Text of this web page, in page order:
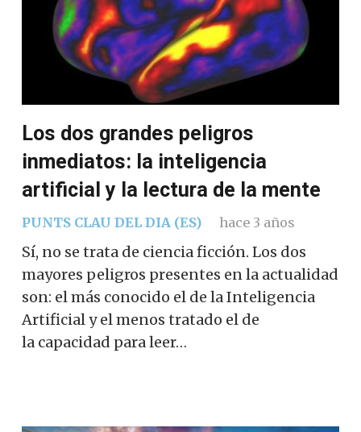
Los dos grandes peligros
inmediatos: la inteligencia
artificial y la lectura de la mente
PUNTS CLAU DEL DIA (ES) hace 3 años
Sí, no se trata de ciencia ficción. Los dos
mayores peligros presentes en la actualidad
son: el más conocido el de la Inteligencia
Artificial y el menos tratado el de
la capacidad para leer…